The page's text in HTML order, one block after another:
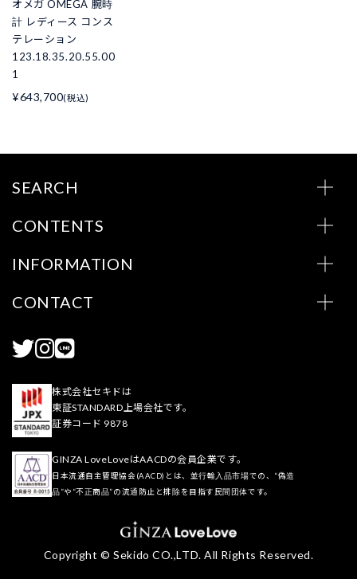
オメガ OMEGA 腕時
計 レディース コンス
テレーション
123.18.35.20.55.00
1
¥643,700(税込)
SEARCH
CONTENTS
INFORMATION
CONTACT
株式会社セキドは
東証STANDARD上場会社です。
証券コード 9878
GINZA LoveLoveはAACDの会員企業です。
日本流通自主管理協会(AACD)とは、並行輸入品市場での、“偽造
品”や“不正商品”の流通防止と排除を目指す民間団体です。
Copyright © Sekido CO.,LTD. All Rights Reserved.